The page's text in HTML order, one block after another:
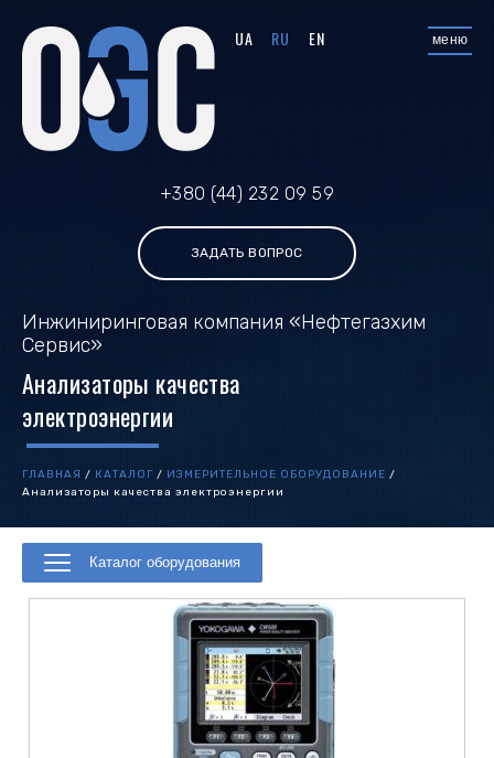
UA RU EN меню
+380 (44) 232 09 59
ЗАДАТЬ ВОПРОС
Инжиниринговая компания «Нефтегазхим
Сервис»
Анализаторы качества
электроэнергии
ГЛАВНАЯ / КАТАЛОГ / ИЗМЕРИТЕЛЬНОЕ ОБОРУДОВАНИЕ /
Анализаторы качества электроэнергии
Каталог оборудования